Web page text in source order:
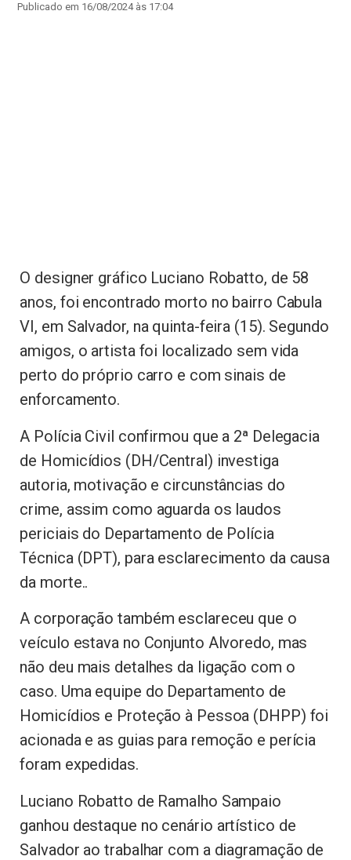
Publicado em 16/08/2024 às 17:04
O designer gráfico Luciano Robatto, de 58
anos, foi encontrado morto no bairro Cabula
VI, em Salvador, na quinta-feira (15). Segundo
amigos, o artista foi localizado sem vida
perto do próprio carro e com sinais de
enforcamento.
A Polícia Civil confirmou que a 2ª Delegacia
de Homicídios (DH/Central) investiga
autoria, motivação e circunstâncias do
crime, assim como aguarda os laudos
periciais do Departamento de Polícia
Técnica (DPT), para esclarecimento da causa
da morte..
A corporação também esclareceu que o
veículo estava no Conjunto Alvoredo, mas
não deu mais detalhes da ligação com o
caso. Uma equipe do Departamento de
Homicídios e Proteção à Pessoa (DHPP) foi
acionada e as guias para remoção e perícia
foram expedidas.
Luciano Robatto de Ramalho Sampaio
ganhou destaque no cenário artístico de
Salvador ao trabalhar com a diagramação de